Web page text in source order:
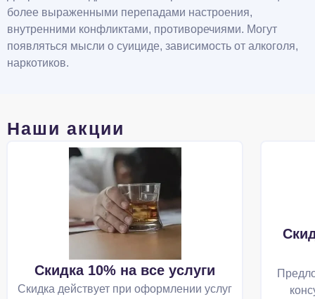
более выраженными перепадами настроения,
внутренними конфликтами, противоречиями. Могут
появляться мысли о суициде, зависимость от алкоголя,
наркотиков.
Наши акции
Скидка 10% на все услуги
Скидка действует при оформлении услуг